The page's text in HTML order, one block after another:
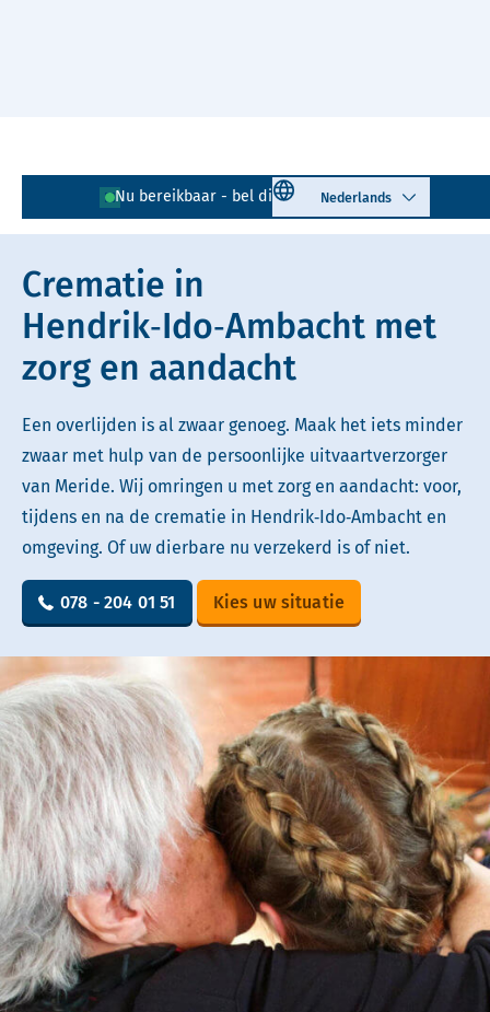
Nu bereikbaar - bel direct! 078 - 204 01 51
Select language
Lees voor Uitleg woorden
Simpele tekst
Crematie in
Hendrik‑Ido‑Ambacht met
zorg en aandacht
Een overlijden is al zwaar genoeg. Maak het iets minder
zwaar met hulp van de persoonlijke uitvaartverzorger
van Meride. Wij omringen u met zorg en aandacht: voor,
tijdens en na de crematie in Hendrik‑Ido‑Ambacht en
omgeving. Of uw dierbare nu verzekerd is of niet.
078 - 204 01 51 Kies uw situatie